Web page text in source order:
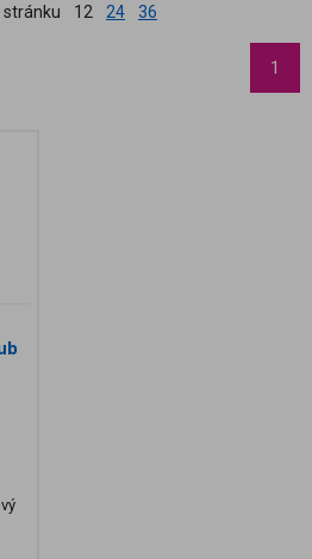
stránku 12 24 36
1